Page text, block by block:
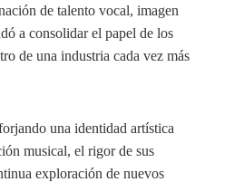
de talento vocal, imagen
a consolidar el papel de los
de una industria cada vez más
una identidad artística
musical, el rigor de sus
exploración de nuevos